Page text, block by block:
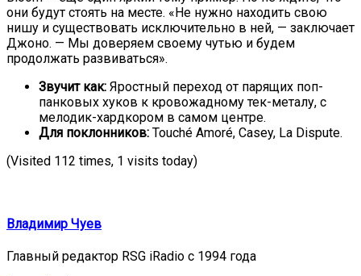
они будут стоять на месте. «Не нужно находить свою
нишу и существовать исключительно в ней, — заключает
Джоно. — Мы доверяем своему чутью и будем
продолжать развиваться».
Звучит как: Яростный переход от парящих поп-
панковых хуков к кровожадному тек-металу, с
мелодик-хардкором в самом центре.
Для поклонников: Touché Amoré, Casey, La Dispute.
(Visited 112 times, 1 visits today)
Владимир Чуев
Главный редактор RSG iRadio с 1994 года